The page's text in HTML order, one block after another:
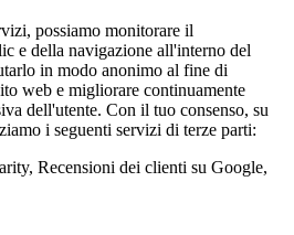
possiamo monitorare il
e della navigazione all'interno del
in modo anonimo al fine di
web e migliorare continuamente
dell'utente. Con il tuo consenso, su
i seguenti servizi di terze parti:
Recensioni dei clienti su Google,